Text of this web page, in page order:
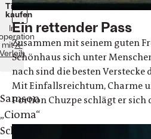
Tickets
kaufen
In
mitX-
Samson
„Cioma“
Schönhaus
Ein rettender Pass
Zusammen mit seinem guten
Schönhaus sich unter
nach sind die besten Verstecke
Mit Einfallsreichtum, Charme
Portion Chuzpe schlägt er sich